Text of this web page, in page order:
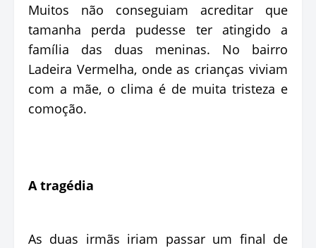
Muitos não conseguiam acreditar que
tamanha perda pudesse ter atingido a
família das duas meninas. No bairro
Ladeira Vermelha, onde as crianças viviam
com a mãe, o clima é de muita tristeza e
comoção.
A tragédia
As duas irmãs iriam passar um final de